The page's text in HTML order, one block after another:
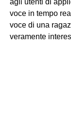
agli utenti di
voce in tempo
voce di una
veramente